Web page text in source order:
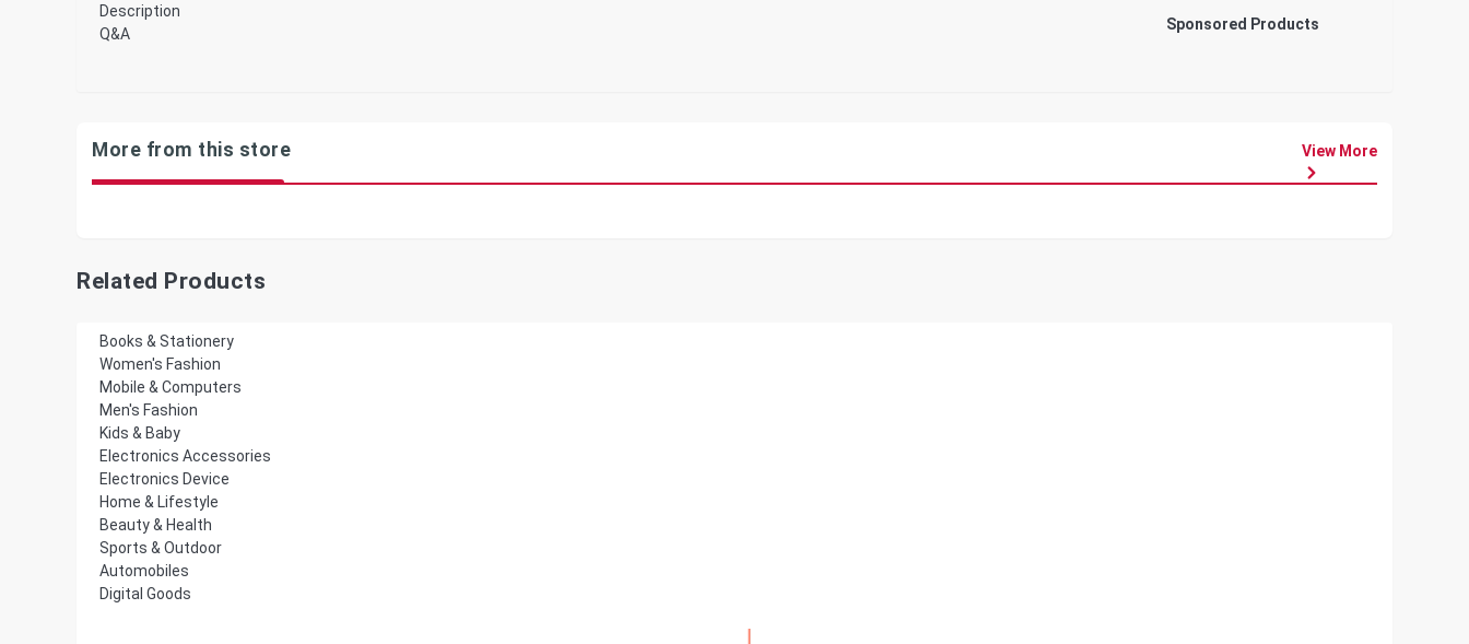
Description
Q&A
Sponsored Products
More from this store View More
Related Products
Books & Stationery
Women's Fashion
Mobile & Computers
Men's Fashion
Kids & Baby
Electronics Accessories
Electronics Device
Home & Lifestyle
Beauty & Health
Sports & Outdoor
Automobiles
Digital Goods